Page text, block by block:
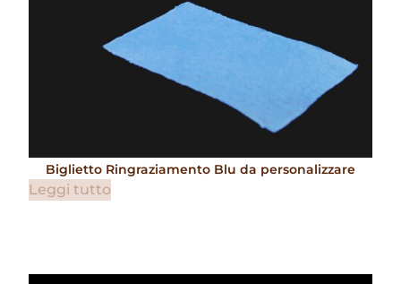
Biglietto Ringraziamento Blu da personalizzare
Leggi tutto